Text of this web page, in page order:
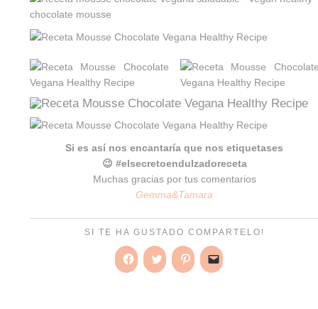
Si es así nos encantaría que nos etiquetases
😉 #elsecretoendulzadoreceta
Muchas gracias por tus comentarios
Gemma&Tamara
SI TE HA GUSTADO COMPARTELO!
Haz Haz Haz Haz